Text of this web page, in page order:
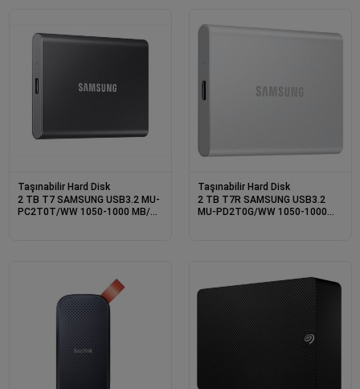
Taşınabilir Hard Disk
2 TB T7 SAMSUNG USB3.2 MU-
PC2T0T/WW 1050-1000 MB/S
Taşınabilir Hard Disk
2 TB T7R SAMSUNG USB3.2
MU-PD2T0G/WW 1050-1000